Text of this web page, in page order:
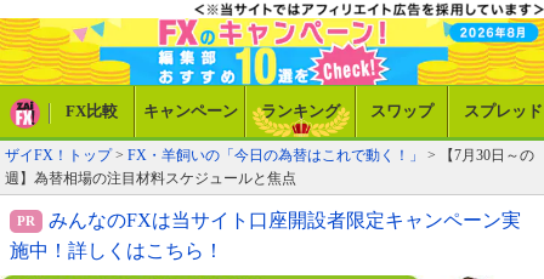
FX比較 キャンペーン ランキング スワップ スプレッド
ザイFX！トップ> FX・羊飼いの「今日の為替はこれで動く！」
> 【7月30日～の
週】為替相場の注目材料スケジュールと焦点
みんなのFXは当サイト口座開設者限定キャンペーン実
施中！詳しくはこちら！